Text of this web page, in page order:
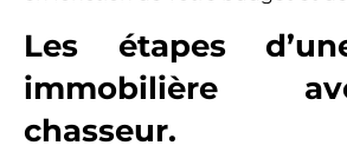
Les étapes
immobilière
chasseur.